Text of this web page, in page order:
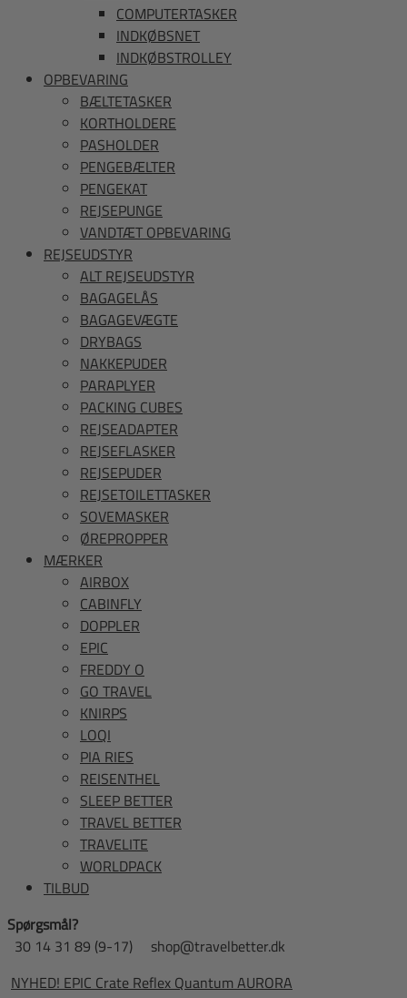
COMPUTERTASKER
INDKØBSNET
INDKØBSTROLLEY
OPBEVARING
BÆLTETASKER
KORTHOLDERE
PASHOLDER
PENGEBÆLTER
PENGEKAT
REJSEPUNGE
VANDTÆT OPBEVARING
REJSEUDSTYR
ALT REJSEUDSTYR
BAGAGELÅS
BAGAGEVÆGTE
DRYBAGS
NAKKEPUDER
PARAPLYER
PACKING CUBES
REJSEADAPTER
REJSEFLASKER
REJSEPUDER
REJSETOILETTASKER
SOVEMASKER
ØREPROPPER
MÆRKER
AIRBOX
CABINFLY
DOPPLER
EPIC
FREDDY O
GO TRAVEL
KNIRPS
LOQI
PIA RIES
REISENTHEL
SLEEP BETTER
TRAVEL BETTER
TRAVELITE
WORLDPACK
TILBUD
Spørgsmål?
30 14 31 89 (9-17)
shop@travelbetter.dk
NYHED! EPIC Crate Reflex Quantum AURORA